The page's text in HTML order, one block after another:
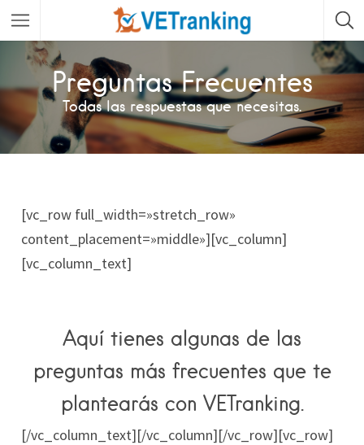
Preguntas Frecuentes
Todas las respuestas que necesitas.
[vc_row full_width=»stretch_row»
content_placement=»middle»][vc_column]
[vc_column_text]
Aquí tienes algunas de las
preguntas más frecuentes que te
plantearás con VETranking.
[/vc_column_text][/vc_column][/vc_row][vc_row]